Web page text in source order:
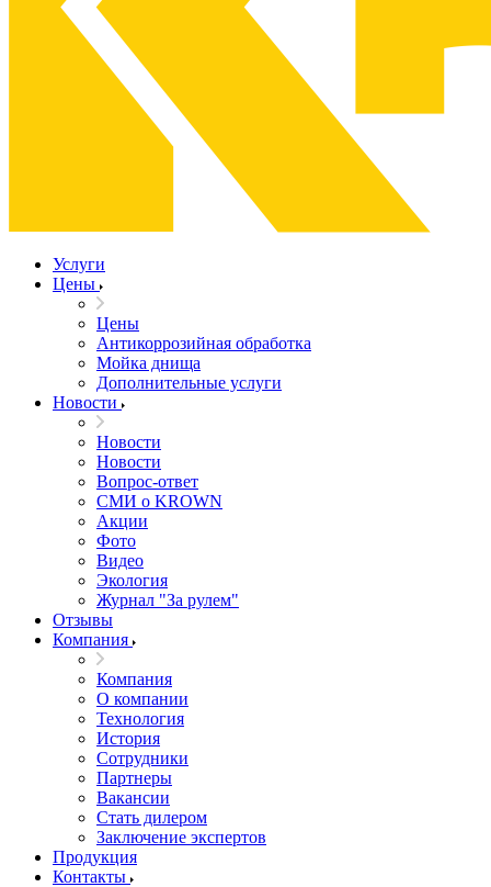
Услуги
Цены
Цены
Антикоррозийная обработка
Мойка днища
Дополнительные услуги
Новости
Новости
Новости
Вопрос-ответ
СМИ о KROWN
Акции
Фото
Видео
Экология
Журнал "За рулем"
Отзывы
Компания
Компания
О компании
Технология
История
Сотрудники
Партнеры
Вакансии
Стать дилером
Заключение экспертов
Продукция
Контакты